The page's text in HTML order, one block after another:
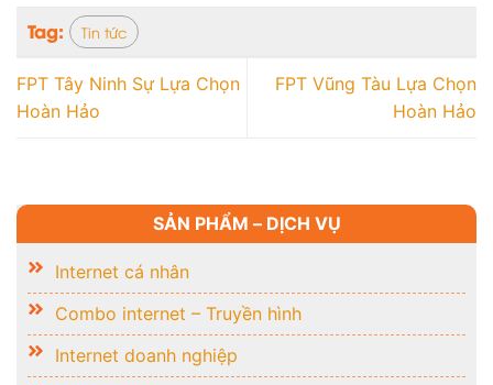
SẢN PHẨM – DỊCH VỤ
Internet cá nhân
Combo internet – Truyền hình
Internet doanh nghiệp
Tag: Tin tức
FPT Tây Ninh Sự Lựa Chọn
Hoàn Hảo
FPT Vũng Tàu Lựa Chọn
Hoàn Hảo